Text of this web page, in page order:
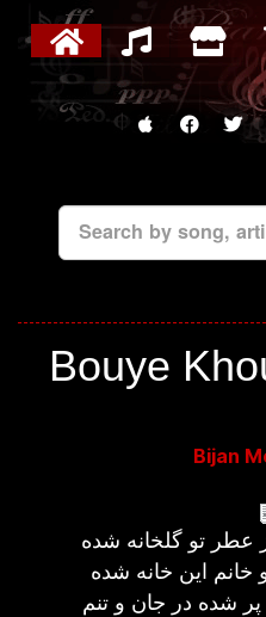
Search by song,
Bouye
Bijan
تو گلخانه شده
این خانه شده
شده در جان و تنم